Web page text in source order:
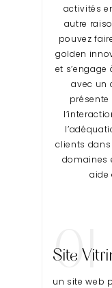
activités
autre
pouvez
golden
et
avec un
clients dans
domaines
aide
01
Site
un site web